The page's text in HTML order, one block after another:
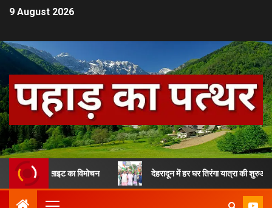
9 August 2026
का विमोचन देहरादून में हर घर तिरंगा यात्रा की शुरुआत, सीएम धामी